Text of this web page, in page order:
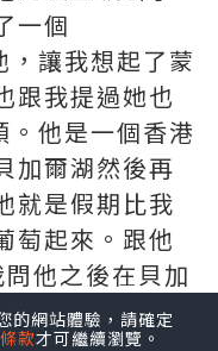
網站體驗，請確定
款才可繼續瀏覽。
一個
，讓我想起了蒙
跟我提過她也
。他是一個香港
加爾湖然後再
就是假期比我
萄起來。跟他
他之後在貝加